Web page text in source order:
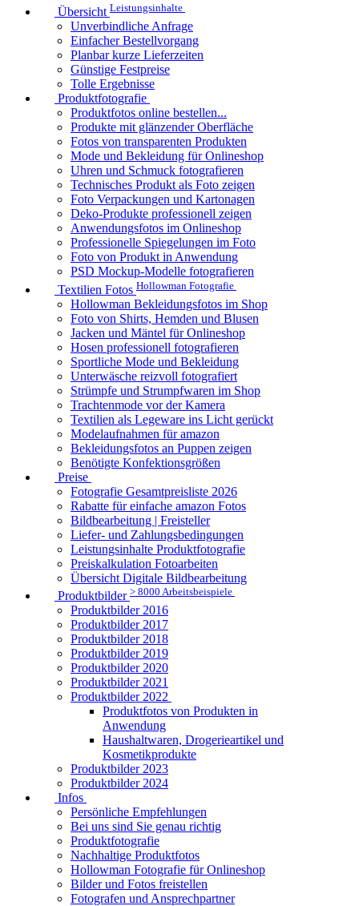
Übersicht Leistungsinhalte
Unverbindliche Anfrage
Einfacher Bestellvorgang
Planbar kurze Lieferzeiten
Günstige Festpreise
Tolle Ergebnisse
Produktfotografie
Produktfotos online bestellen...
Produkte mit glänzender Oberfläche
Fotos von transparenten Produkten
Mode und Bekleidung für Onlineshop
Uhren und Schmuck fotografieren
Technisches Produkt als Foto zeigen
Foto Verpackungen und Kartonagen
Deko-Produkte professionell zeigen
Anwendungsfotos im Onlineshop
Professionelle Spiegelungen im Foto
Foto von Produkt in Anwendung
PSD Mockup-Modelle fotografieren
Textilien Fotos Hollowman Fotografie
Hollowman Bekleidungsfotos im Shop
Foto von Shirts, Hemden und Blusen
Jacken und Mäntel für Onlineshop
Hosen professionell fotografieren
Sportliche Mode und Bekleidung
Unterwäsche reizvoll fotografiert
Strümpfe und Strumpfwaren im Shop
Trachtenmode vor der Kamera
Textilien als Legeware ins Licht gerückt
Modelaufnahmen für amazon
Bekleidungsfotos an Puppen zeigen
Benötigte Konfektionsgrößen
Preise
Fotografie Gesamtpreisliste 2026
Rabatte für einfache amazon Fotos
Bildbearbeitung | Freisteller
Liefer- und Zahlungsbedingungen
Leistungsinhalte Produktfotografie
Preiskalkulation Fotoarbeiten
Übersicht Digitale Bildbearbeitung
Produktbilder > 8000 Arbeitsbeispiele
Produktbilder 2016
Produktbilder 2017
Produktbilder 2018
Produktbilder 2019
Produktbilder 2020
Produktbilder 2021
Produktbilder 2022
Produktfotos von Produkten in
Anwendung
Haushaltwaren, Drogerieartikel und
Kosmetikprodukte
Produktbilder 2023
Produktbilder 2024
Infos
Persönliche Empfehlungen
Bei uns sind Sie genau richtig
Produktfotografie
Nachhaltige Produktfotos
Hollowman Fotografie für Onlineshop
Bilder und Fotos freistellen
Fotografen und Ansprechpartner